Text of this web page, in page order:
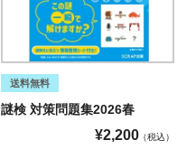
送料無料
謎検 対策問題集2026春
¥2,200 税込